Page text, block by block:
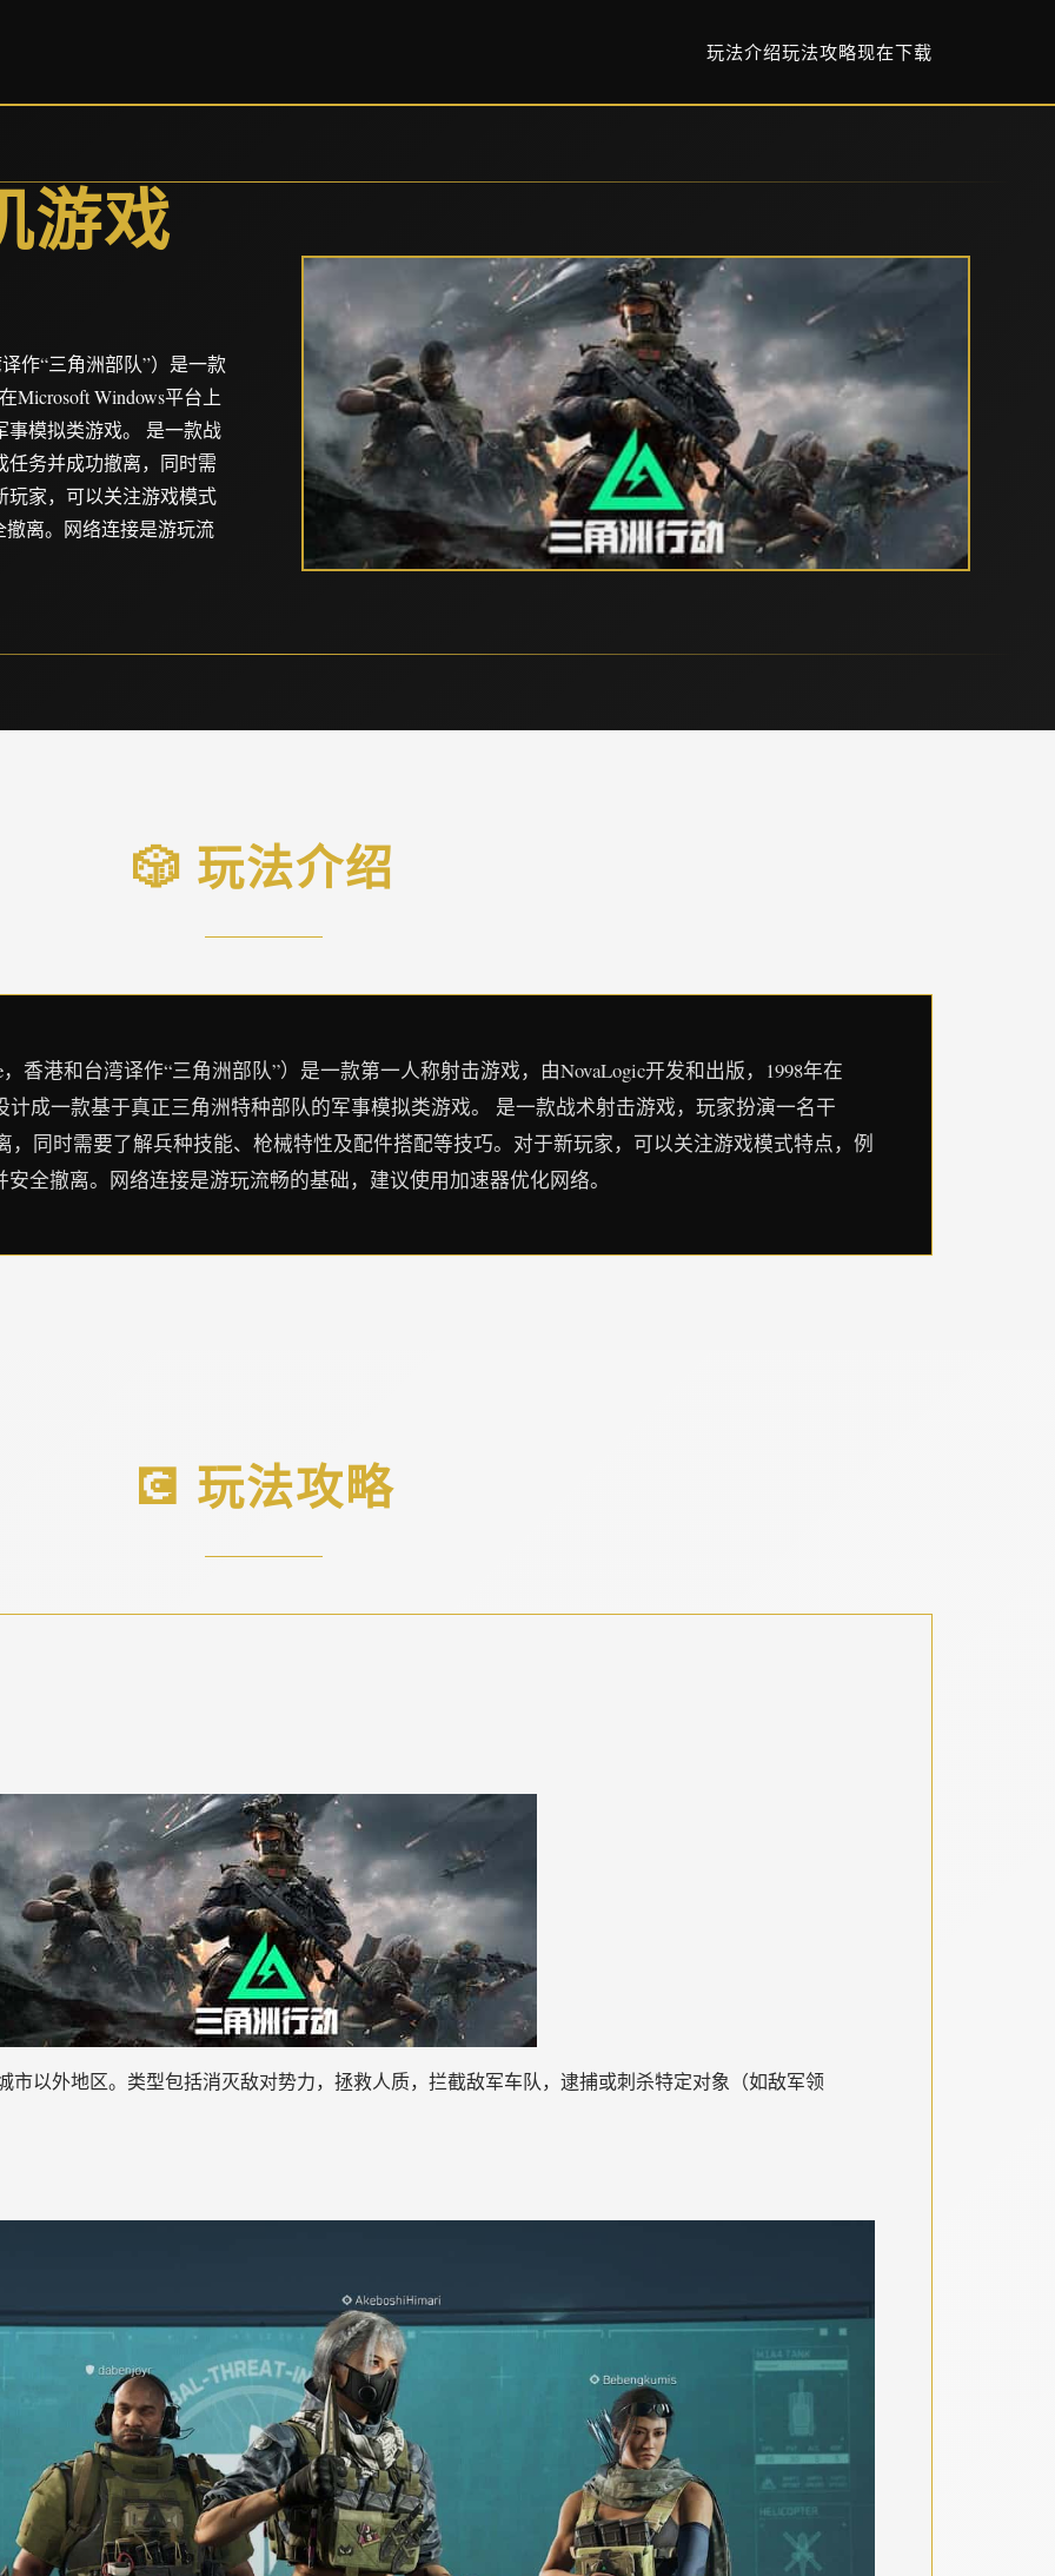
玩法介绍玩法攻略现在下载
游戏
作“三角洲部队”）是一款
Microsoft Windows平台上
模拟类游戏。 是一款战
务并成功撤离，同时需
玩家，可以关注游戏模式
离。网络连接是游玩流
🎲 玩法介绍
香港和台湾译作“三角洲部队”）是一款第一人称射击游戏，由NovaLogic开发和出版，1998年在
计成一款基于真正三角洲特种部队的军事模拟类游戏。 是一款战术射击游戏，玩家扮演一名干
同时需要了解兵种技能、枪械特性及配件搭配等技巧。对于新玩家，可以关注游戏模式特点，例
全撤离。网络连接是游玩流畅的基础，建议使用加速器优化网络。
💽 玩法攻略
市以外地区。类型包括消灭敌对势力，拯救人质，拦截敌军车队，逮捕或刺杀特定对象（如敌军领